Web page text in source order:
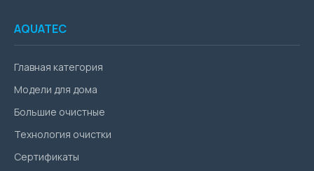
AQUATEC
Главная категория
Модели для дома
Большие очистные
Технология очистки
Сертификаты